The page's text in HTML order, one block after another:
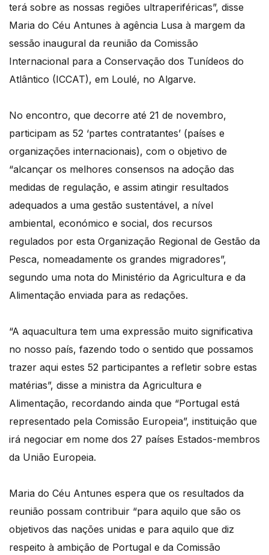
terá sobre as nossas regiões ultraperiféricas”, disse
Maria do Céu Antunes à agência Lusa à margem da
sessão inaugural da reunião da Comissão
Internacional para a Conservação dos Tunídeos do
Atlântico (ICCAT), em Loulé, no Algarve.
No encontro, que decorre até 21 de novembro,
participam as 52 ‘partes contratantes’ (países e
organizações internacionais), com o objetivo de
“alcançar os melhores consensos na adoção das
medidas de regulação, e assim atingir resultados
adequados a uma gestão sustentável, a nível
ambiental, económico e social, dos recursos
regulados por esta Organização Regional de Gestão da
Pesca, nomeadamente os grandes migradores”,
segundo uma nota do Ministério da Agricultura e da
Alimentação enviada para as redações.
“A aquacultura tem uma expressão muito significativa
no nosso país, fazendo todo o sentido que possamos
trazer aqui estes 52 participantes a refletir sobre estas
matérias”, disse a ministra da Agricultura e
Alimentação, recordando ainda que “Portugal está
representado pela Comissão Europeia”, instituição que
irá negociar em nome dos 27 países Estados-membros
da União Europeia.
Maria do Céu Antunes espera que os resultados da
reunião possam contribuir “para aquilo que são os
objetivos das nações unidas e para aquilo que diz
respeito à ambição de Portugal e da Comissão